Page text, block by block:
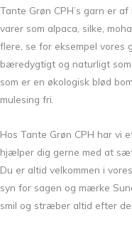
Tante Grøn CPH’s garn er
varer som alpaca, silke,
flere, se for eksempel vores
bæredygtigt og naturligt som
som er en økologisk blød
mulesing fri.
Hos Tante Grøn CPH har vi
hjælper dig gerne med at
Du er altid velkommen i
syn for sagen og mærke
smil og stræber altid efter